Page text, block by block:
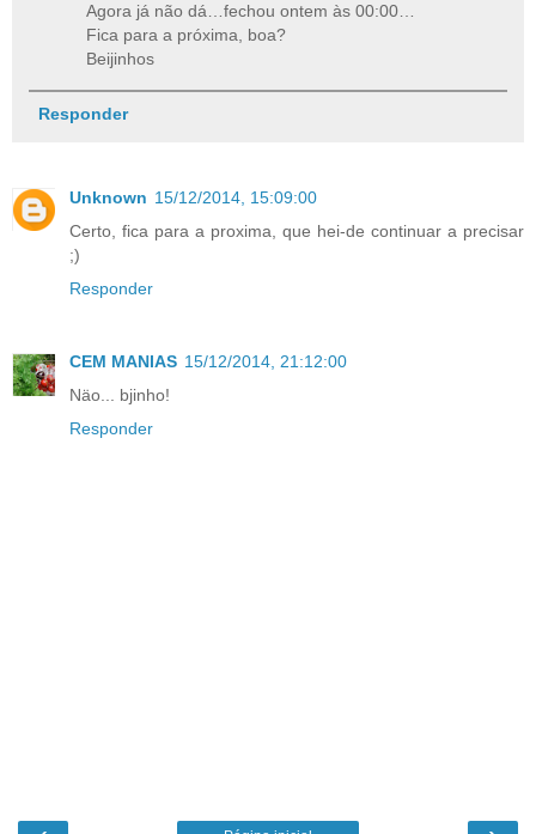
Agora já não dá…fechou ontem às 00:00…
Fica para a próxima, boa?
Beijinhos
Responder
Unknown 15/12/2014, 15:09:00
Certo, fica para a proxima, que hei-de continuar a precisar
;)
Responder
CEM MANIAS 15/12/2014, 21:12:00
Näo... bjinho!
Responder